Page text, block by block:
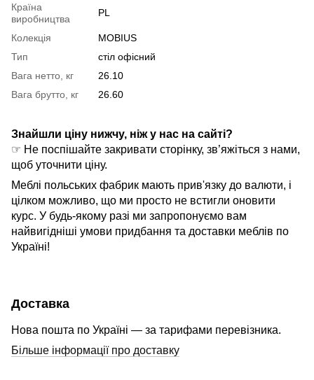
Країна
виробництва
PL
Колекція
MOBIUS
Тип
стіл офісний
Вага нетто, кг
26.10
Вага брутто, кг
26.60
Знайшли ціну нижчу, ніж у нас на сайті?
☞ Не поспішайте закривати сторінку, зв’яжіться з нами,
щоб уточнити ціну.
Меблі польських фабрик мають прив'язку до валюти, і
цілком можливо, що ми просто не встигли оновити
курс. У будь-якому разі ми запропонуємо вам
найвигідніші умови придбання та доставки меблів по
Україні!
Доставка
Нова пошта по Україні — за тарифами перевізника.
Більше інформації про доставку